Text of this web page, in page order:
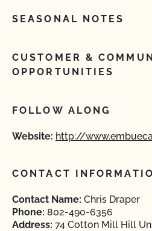
SEASONAL NOTES
CUSTOMER &
OPPORTUNITIES
FOLLOW ALONG
Website: http://
CONTACT
Contact Name: Chris Draper
Phone: 802-490-6356
Address: 74 Cotton Mill Hill